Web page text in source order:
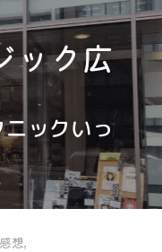
ック広
ックいっ
想,